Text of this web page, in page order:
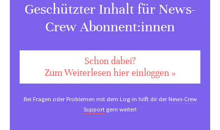
Geschützter Inhalt für News-
Crew Abonnent:innen
Schon dabei?
Zum Weiterlesen hier einloggen »
Bei Fragen oder Problemen mit dem Log-in hilft dir derNews-Crew
Support gern weiter!